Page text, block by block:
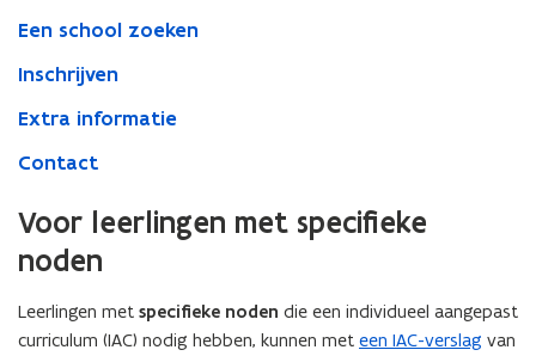
Een school zoeken
Inschrijven
Extra informatie
Contact
Voor leerlingen met specifieke
noden
Leerlingen met specifieke noden die een individueel aangepast
curriculum (IAC) nodig hebben, kunnen met een IAC-verslag van